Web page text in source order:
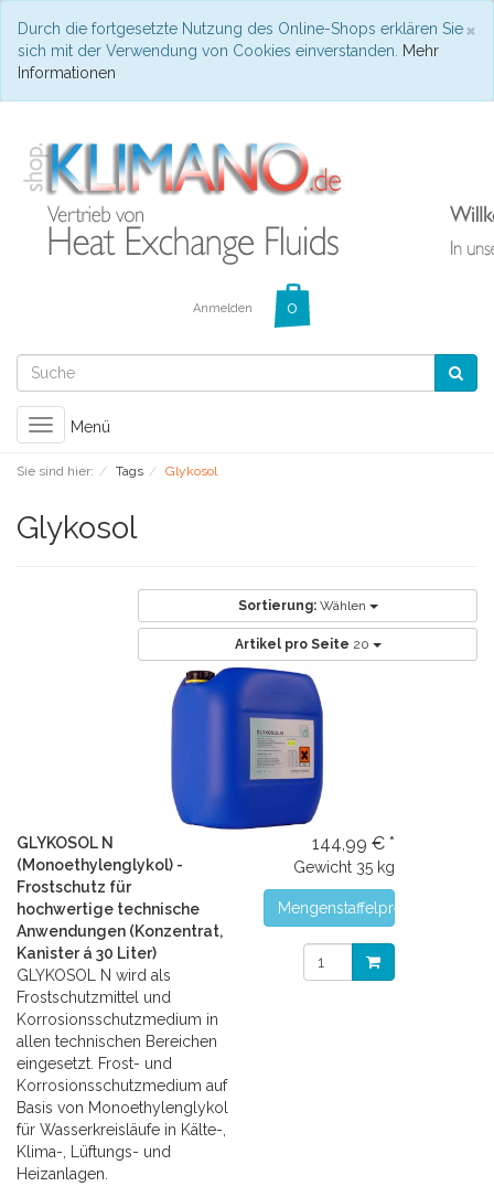
×
Durch die fortgesetzte Nutzung des Online-Shops erklären Sie
sich mit der Verwendung von Cookies einverstanden.
Mehr
Informationen
Anmelden
Toggle
navigation
Menü
Sie sind hier: Tags Glykosol
Glykosol
Sortierung: Wählen
Artikel pro Seite 20
GLYKOSOL N
(Monoethylenglykol) -
Frostschutz für
hochwertige technische
Anwendungen (Konzentrat,
Kanister á 30 Liter)
GLYKOSOL N wird als
Frostschutzmittel und
Korrosionsschutzmedium in
allen technischen Bereichen
eingesetzt. Frost- und
Korrosionsschutzmedium auf
Basis von Monoethylenglykol
für Wasserkreisläufe in Kälte-,
Klima-, Lüftungs- und
Heizanlagen.
144,99 € *
Gewicht 35 kg
Mengenstaffelpreise